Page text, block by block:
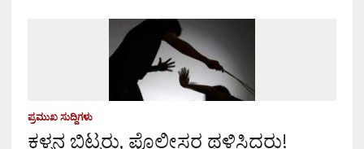
ಪ್ರಮುಖ ಸುದ್ದಿಗಳು
ಕಳ್ಳನ ಬಿಟ್ಟರು, ಪೊಲೀಸರ ಥಳಿಸಿದರು!